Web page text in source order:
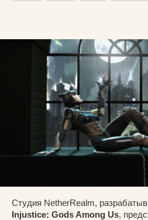
Студия NetherRealm,
Injustice: Gods Among Us,